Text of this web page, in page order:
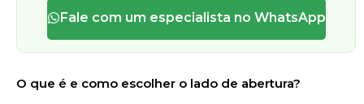
Fale com um especialista no WhatsApp
O que é e como escolher o lado de abertura?